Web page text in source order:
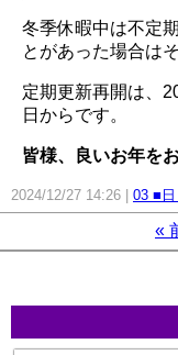
冬季休暇中は不定
とがあった場合は
定期更新再開は、
日からです。
皆様、良いお年を
2024/12/27 14:26 03 ■
«